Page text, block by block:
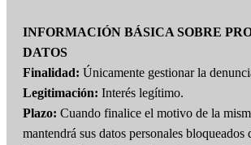
INFORMACIÓN BÁSICA SOBRE
DATOS
Finalidad: Únicamente gestionar la
Legitimación: Interés legítimo.
Plazo: Cuando finalice el motivo de la
mantendrá sus datos personales bloqueados